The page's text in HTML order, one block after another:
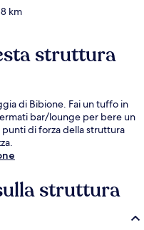
km
struttura
di Bibione. Fai un tuffo in
bar/lounge per bere un
di forza della struttura
struttura